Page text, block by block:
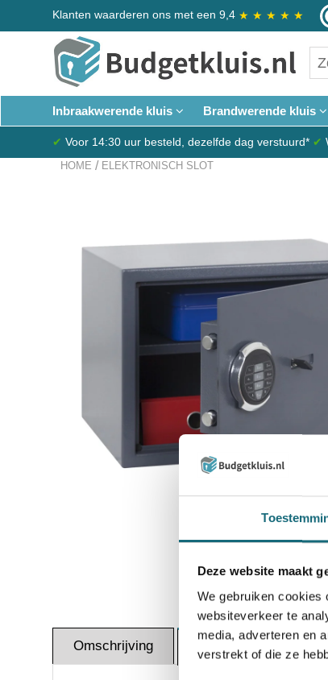
Deze website maakt
We gebruiken cookies
websiteverkeer te
media, adverteren en
verstrekt of die ze
Klanten waarderen ons met een 9,4 ★ ★ ★ ★ ★
Inbraakwerende kluis Brandwerende kluis
✔ Voor 14:30 uur besteld, dezelfde dag verstuurd* ✔
HOME / ELEKTRONISCH SLOT
Inzoomen
Omschrijving Specificaties